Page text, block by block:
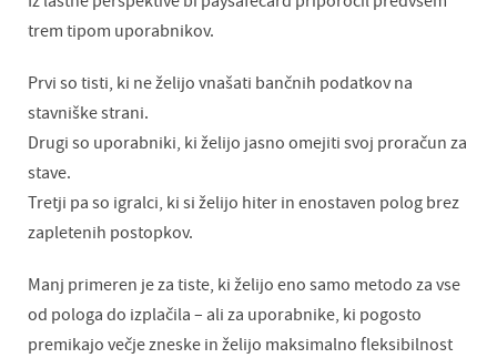
trem tipom uporabnikov.
Prvi so tisti, ki ne želijo vnašati bančnih podatkov na
stavniške strani.
Drugi so uporabniki, ki želijo jasno omejiti svoj proračun za
stave.
Tretji pa so igralci, ki si želijo hiter in enostaven polog brez
zapletenih postopkov.
Manj primeren je za tiste, ki želijo eno samo metodo za vse
od pologa do izplačila – ali za uporabnike, ki pogosto
premikajo večje zneske in želijo maksimalno fleksibilnost